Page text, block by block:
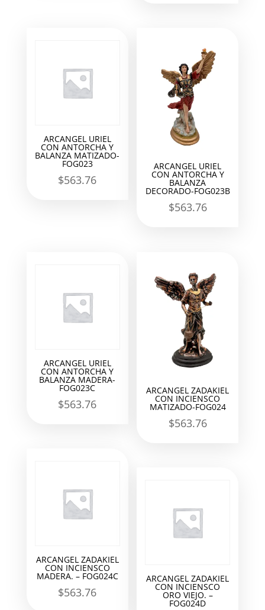
ARCANGEL URIEL
CON ANTORCHA Y
BALANZA MATIZADO-
FOG023
$563.76
ARCANGEL URIEL
CON ANTORCHA Y
BALANZA
DECORADO-FOG023B
$563.76
ARCANGEL URIEL
CON ANTORCHA Y
BALANZA MADERA-
FOG023C
$563.76
ARCANGEL ZADAKIEL
CON INCIENSCO
MATIZADO-FOG024
$563.76
ARCANGEL ZADAKIEL
CON INCIENSCO
MADERA. – FOG024C
$563.76
ARCANGEL ZADAKIEL
CON INCIENSCO
ORO VIEJO. –
FOG024D